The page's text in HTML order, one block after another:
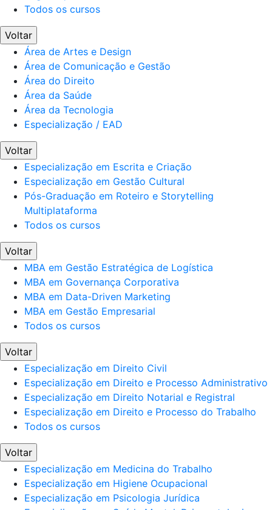
Todos os cursos
Voltar
Área de Artes e Design
Área de Comunicação e Gestão
Área do Direito
Área da Saúde
Área da Tecnologia
Especialização / EAD
Voltar
Especialização em Escrita e Criação
Especialização em Gestão Cultural
Pós-Graduação em Roteiro e Storytelling
Multiplataforma
Todos os cursos
Voltar
MBA em Gestão Estratégica de Logística
MBA em Governança Corporativa
MBA em Data-Driven Marketing
MBA em Gestão Empresarial
Todos os cursos
Voltar
Especialização em Direito Civil
Especialização em Direito e Processo Administrativo
Especialização em Direito Notarial e Registral
Especialização em Direito e Processo do Trabalho
Todos os cursos
Voltar
Especialização em Medicina do Trabalho
Especialização em Higiene Ocupacional
Especialização em Psicologia Jurídica